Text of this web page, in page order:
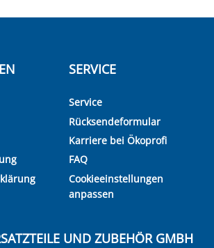
SERVICE
Service
Rücksendeformular
Karriere bei Ökoprofi
FAQ
Cookieeinstellungen
anpassen
UND ZUBEHÖR GMBH